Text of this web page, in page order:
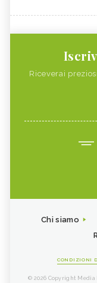
Riceverai
Chi siamo
CONDIZIONI
© 2026 Copyright Media